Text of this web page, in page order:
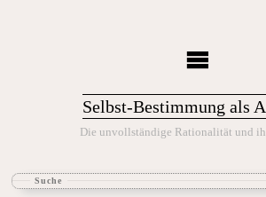
Selbst-Bestimmung als
Die unvollständige Rationalität und
Suche